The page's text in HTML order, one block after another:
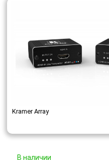
Kramer Array
В наличии